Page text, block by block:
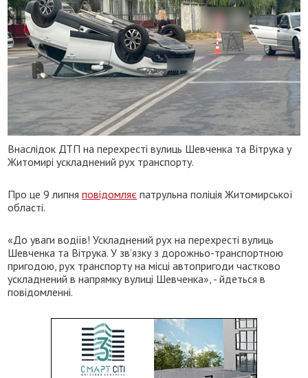
Внаслідок ДТП на перехресті вулиць Шевченка та Вітрука у
Житомирі ускладнений рух транспорту.
Про це 9 липняповідомляє патрульна поліція Житомирської
області.
«До уваги водіїв! Ускладнений рух на перехресті вулиць
Шевченка та Вітрука. У зв’язку з дорожньо-транспортною
пригодою, рух транспорту на місці автопригоди частково
ускладнений в напрямку вулиці Шевченка», - йдеться в
повідомленні.